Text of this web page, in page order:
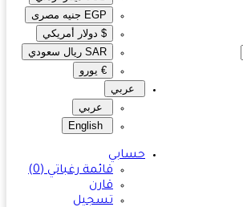
EGP جنيه مصرى‎
$ دولار أمريكي
SAR ريال سعودي
€ يورو
عربي
عربي
English
حسابي
قائمة رغباتي (0)
قارن
تسجيل